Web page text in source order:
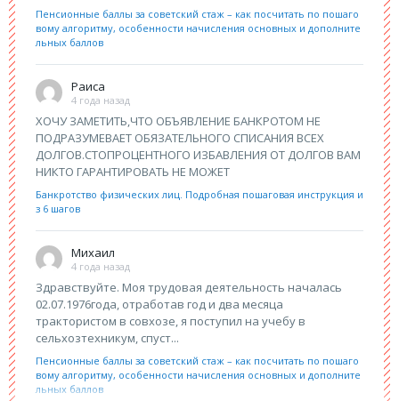
Пенсионные баллы за советский стаж – как посчитать по пошаго
вому алгоритму, особенности начисления основных и дополните
льных баллов
Раиса
4 года назад
ХОЧУ ЗАМЕТИТЬ,ЧТО ОБЪЯВЛЕНИЕ БАНКРОТОМ НЕ
ПОДРАЗУМЕВАЕТ ОБЯЗАТЕЛЬНОГО СПИСАНИЯ ВСЕХ
ДОЛГОВ.СТОПРОЦЕНТНОГО ИЗБАВЛЕНИЯ ОТ ДОЛГОВ ВАМ
НИКТО ГАРАНТИРОВАТЬ НЕ МОЖЕТ
Банкротство физических лиц. Подробная пошаговая инструкция и
з 6 шагов
Михаил
4 года назад
Здравствуйте. Моя трудовая деятельность началась
02.07.1976года, отработав год и два месяца
трактористом в совхозе, я поступил на учебу в
сельхозтехникум, спуст...
Пенсионные баллы за советский стаж – как посчитать по пошаго
вому алгоритму, особенности начисления основных и дополните
льных баллов